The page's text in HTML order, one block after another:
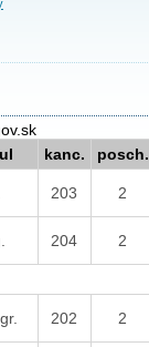
kanc. posch.
203 2
204 2
202 2